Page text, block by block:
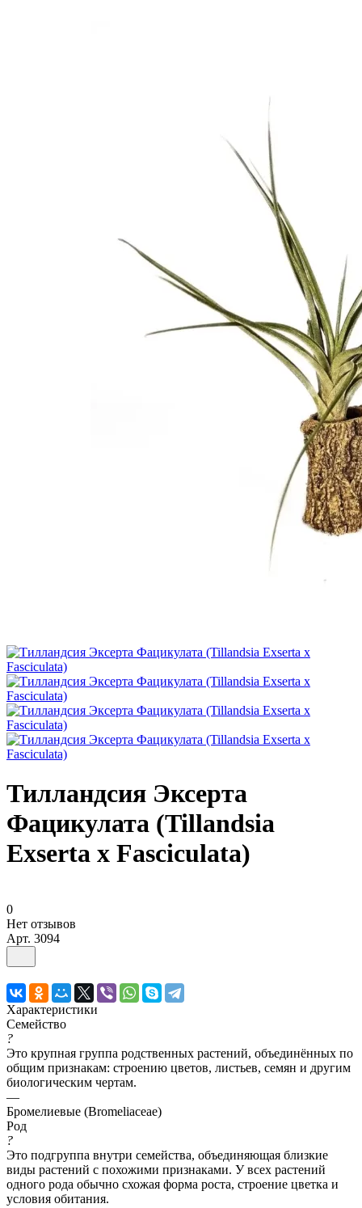
Тилландсия Эксерта
Фацикулата (Tillandsia
Exserta x Fasciculata)
0
Нет отзывов
Арт. 3094
Характеристики
Семейство
?
Это крупная группа родственных растений, объединённых по
общим признакам: строению цветов, листьев, семян и другим
биологическим чертам.
—
Бромелиевые (Bromeliaceae)
Род
?
Это подгруппа внутри семейства, объединяющая близкие
виды растений с похожими признаками. У всех растений
одного рода обычно схожая форма роста, строение цветка и
условия обитания.